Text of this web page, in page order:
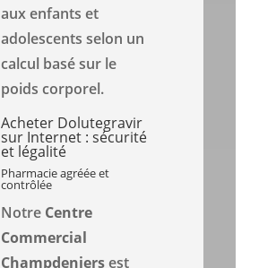
aux enfants et
adolescents selon un
calcul basé sur le
poids corporel.
Acheter Dolutegravir
sur Internet : sécurité
et légalité
Pharmacie agréée et
contrôlée
Notre Centre
Commercial
Champdeniersest